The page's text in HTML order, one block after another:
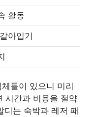
활동
아입기
들이 있으니 미리
시간과 비용을 절약
디는 숙박과 레저 패